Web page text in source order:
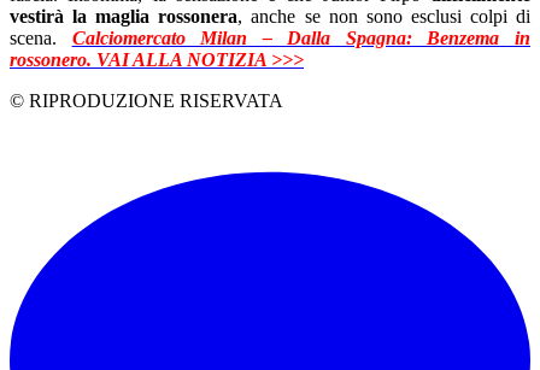
vestirà la maglia rossonera, anche se non sono esclusi colpi di
scena. Calciomercato Milan – Dalla Spagna: Benzema in
rossonero. VAI ALLA NOTIZIA >>>
© RIPRODUZIONE RISERVATA